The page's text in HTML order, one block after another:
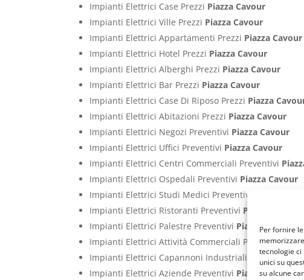
Per fornire
tecnologie
unici su
su alcune
Impianti Elettrici Case Prezzi Piazza Cavour
Impianti Elettrici Ville Prezzi Piazza Cavour
Impianti Elettrici Appartamenti Prezzi Piazza Cavour
Impianti Elettrici Hotel Prezzi Piazza Cavour
Impianti Elettrici Alberghi Prezzi Piazza Cavour
Impianti Elettrici Bar Prezzi Piazza Cavour
Impianti Elettrici Case Di Riposo Prezzi Piazza
Impianti Elettrici Abitazioni Prezzi Piazza Cavour
Impianti Elettrici Negozi Preventivi Piazza Cavour
Impianti Elettrici Uffici Preventivi Piazza Cavour
Impianti Elettrici Centri Commerciali Preventivi
Impianti Elettrici Ospedali Preventivi Piazza Cavour
Impianti Elettrici Studi Medici Preventivi
Impianti Elettrici Ristoranti Preventivi Piazza Cavour
Impianti Elettrici Palestre Preventivi Piazza Cavour
Impianti Elettrici Attività Commerciali Preventivi
Impianti Elettrici Capannoni Industriali Preventivi
Impianti Elettrici Aziende Preventivi Piazza Cavour